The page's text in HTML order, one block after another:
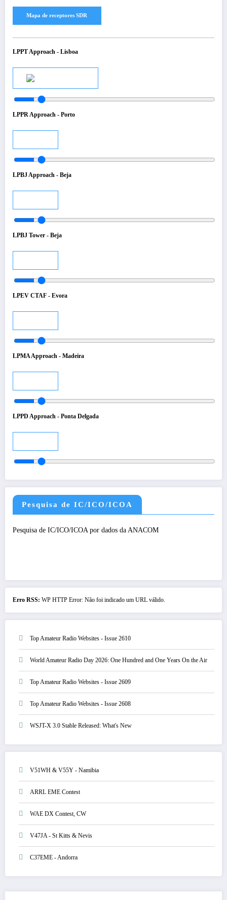
LPPT Approach - Lisboa
LPPR Approach - Porto
LPBJ Approach - Beja
LPBJ Tower - Beja
LPEV CTAF - Evora
LPMA Approach - Madeira
LPPD Approach - Ponta Delgada
Pesquisa de IC/ICO/ICOA
Pesquisa de IC/ICO/ICOA por dados da ANACOM
Erro RSS: WP HTTP Error: Não foi indicado um URL válido.
Top Amateur Radio Websites - Issue 2610
World Amateur Radio Day 2026: One Hundred and One Years On the Air
Top Amateur Radio Websites - Issue 2609
Top Amateur Radio Websites - Issue 2608
WSJT-X 3.0 Stable Released: What's New
V51WH & V55Y - Namibia
ARRL EME Contest
WAE DX Contest, CW
V47JA - St Kitts & Nevis
C37EME - Andorra